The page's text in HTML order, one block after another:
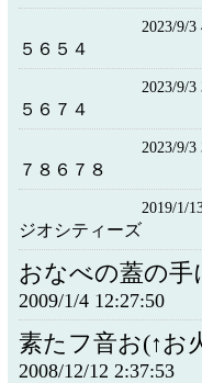
2023/9/3
５６５４
2023/9/3
５６７４
2023/9/3
７８６７８
2019/1/
ジオシティーズ
おなべの蓋の手
2009/1/4 12:27:50
素たフ音お(↑お
2008/12/12 2:37:53